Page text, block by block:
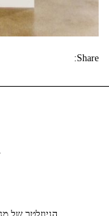
Share: